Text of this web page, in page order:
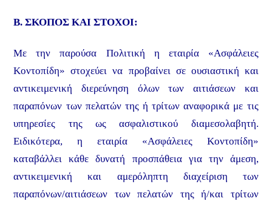
Β. ΣΚΟΠΟΣ ΚΑΙ ΣΤΟΧΟΙ:
Με την παρούσα Πολιτική η εταιρία «Ασφάλειες
Κοντοπίδη» στοχεύει να προβαίνει σε ουσιαστική και
αντικειμενική διερεύνηση όλων των αιτιάσεων και
παραπόνων των πελατών της ή τρίτων αναφορικά με τις
υπηρεσίες της ως ασφαλιστικού διαμεσολαβητή.
Ειδικότερα, η εταιρία «Ασφάλειες Κοντοπίδη»
καταβάλλει κάθε δυνατή προσπάθεια για την άμεση,
αντικειμενική και αμερόληπτη διαχείριση των
παραπόνων/αιτιάσεων των πελατών της ή/και τρίτων